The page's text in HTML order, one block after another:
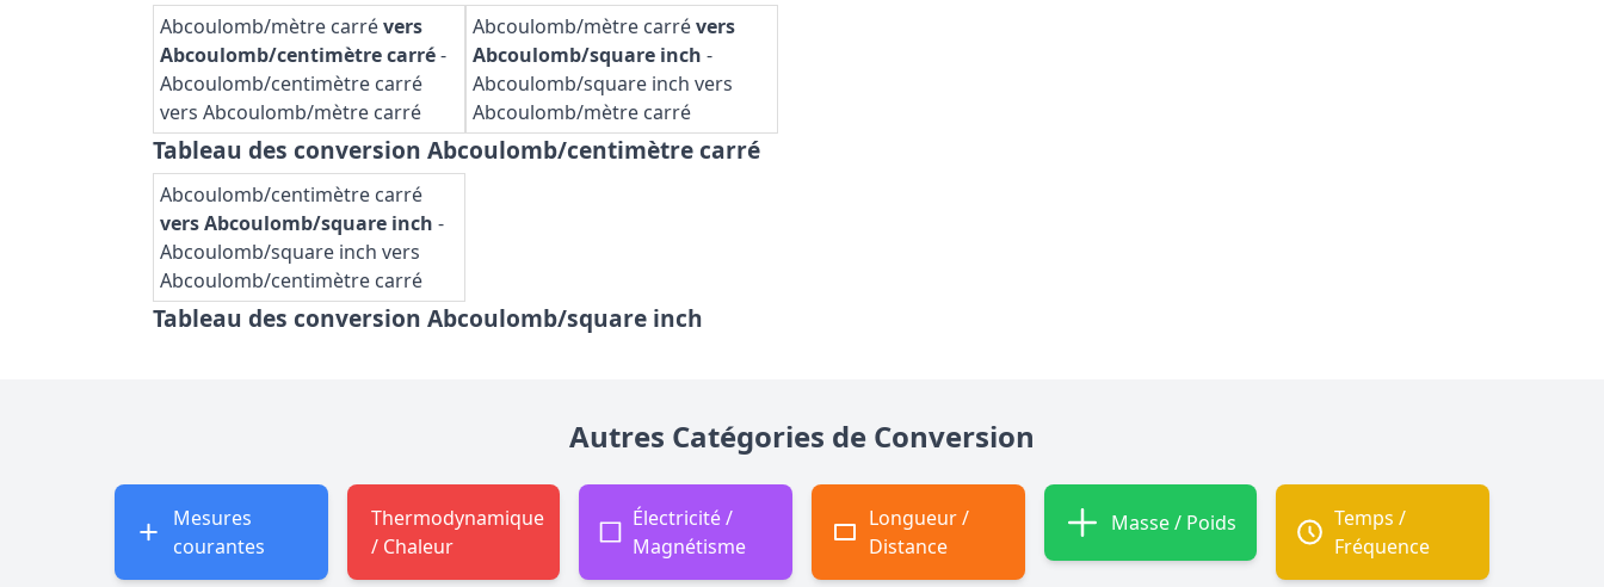
Abcoulomb/mètre carrévers
Abcoulomb/centimètre carré-
Abcoulomb/centimètre carré
vers Abcoulomb/mètre carré
Abcoulomb/mètre carrévers
Abcoulomb/square inch -
Abcoulomb/square inch vers
Abcoulomb/mètre carré
Tableau des conversion Abcoulomb/centimètre carré
Abcoulomb/centimètre carré
vers Abcoulomb/square inch -
Abcoulomb/square inch vers
Abcoulomb/centimètre carré
Tableau des conversion Abcoulomb/square inch
Autres Catégories de Conversion
Mesures
courantes
Thermodynamique
/ Chaleur
Électricité /
Magnétisme
Longueur /
Distance
Masse / Poids
Temps /
Fréquence